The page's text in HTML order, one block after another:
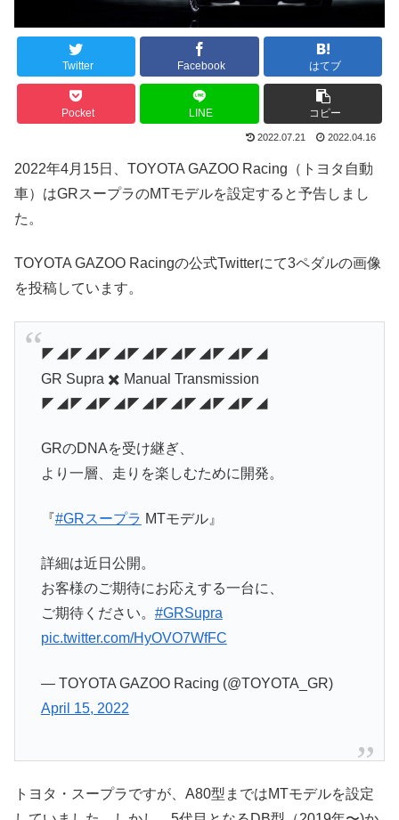
Twitter Facebook はてブ
Pocket LINE コピー
2022.07.21 2022.04.16
2022年4月15日、TOYOTA GAZOO Racing（トヨタ自動
車）はGRスープラのMTモデルを設定すると予告しまし
た。
TOYOTA GAZOO Racingの公式Twitterにて3ペダルの画像
を投稿しています。
◤◢◤◢◤◢◤◢◤◢◤◢◤◢◤◢
GR Supra ✖️ Manual Transmission
◤◢◤◢◤◢◤◢◤◢◤◢◤◢◤◢
GRのDNAを受け継ぎ、
より一層、走りを楽しむために開発。
『#GRスープラ MTモデル』
詳細は近日公開。
お客様のご期待にお応えする一台に、
ご期待ください。 #GRSupra
pic.twitter.com/HyOVO7WfFC
— TOYOTA GAZOO Racing (@TOYOTA_GR)
April 15, 2022
トヨタ・スープラですが、A80型まではMTモデルを設定